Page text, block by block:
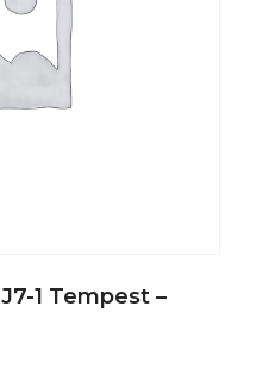
1 Tempest –